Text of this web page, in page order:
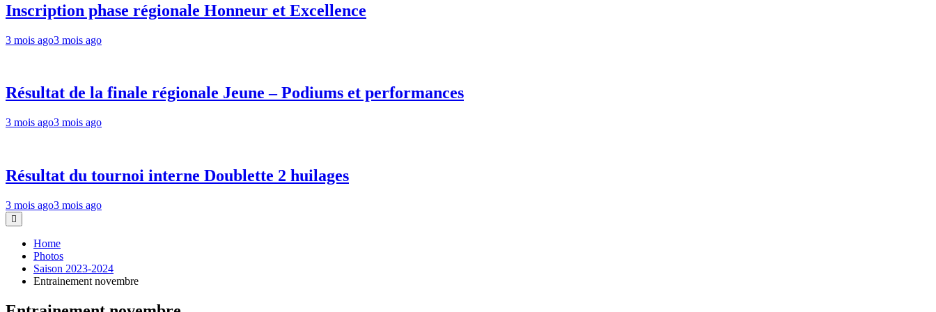
Inscription phase régionale Honneur et Excellence
3 mois ago3 mois ago
Résultat de la finale régionale Jeune – Podiums et performances
3 mois ago3 mois ago
Résultat du tournoi interne Doublette 2 huilages
3 mois ago3 mois ago
Home
Photos
Saison 2023-2024
Entrainement novembre